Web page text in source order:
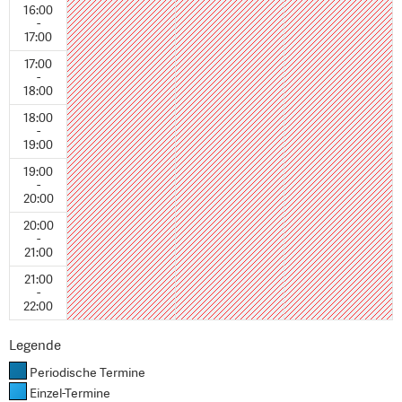
16:00
-
17:00
17:00
-
18:00
18:00
-
19:00
19:00
-
20:00
20:00
-
21:00
21:00
-
22:00
Legende
Periodische Termine
Einzel-Termine